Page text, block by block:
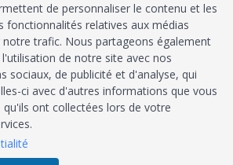
parFranceConnect
de l’Intérieur: n°212900
Public
de personnaliser le contenu et les
fonctionnalités relatives aux médias
notre trafic. Nous partageons également
de notre site avec nos
sociaux, de publicité et d'analyse, qui
ci avec d'autres informations que vous
ont collectées lors de votre